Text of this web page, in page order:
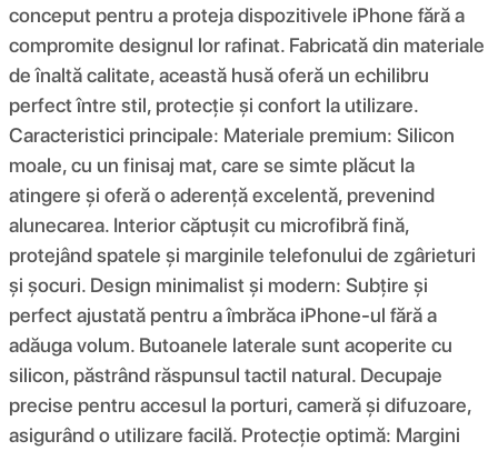
conceput pentru a proteja dispozitivele iPhone fără a
compromite designul lor rafinat. Fabricată din materiale
de înaltă calitate, această husă oferă un echilibru
perfect între stil, protecție și confort la utilizare.
Caracteristici principale: Materiale premium: Silicon
moale, cu un finisaj mat, care se simte plăcut la
atingere și oferă o aderență excelentă, prevenind
alunecarea. Interior căptușit cu microfibră fină,
protejând spatele și marginile telefonului de zgârieturi
și șocuri. Design minimalist și modern: Subțire și
perfect ajustată pentru a îmbrăca iPhone-ul fără a
adăuga volum. Butoanele laterale sunt acoperite cu
silicon, păstrând răspunsul tactil natural. Decupaje
precise pentru accesul la porturi, cameră și difuzoare,
asigurând o utilizare facilă. Protecție optimă: Margini